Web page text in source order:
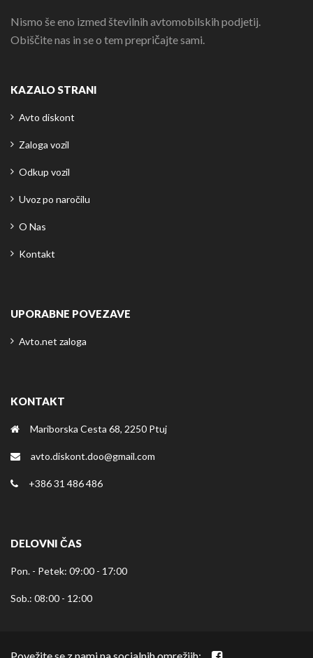
Nismo še eno izmed številnih avtomobilskih podjetij.
Obiščite nas in se o tem prepričajte sami.
KAZALO STRANI
Avto diskont
Zaloga vozil
Odkup vozil
Uvoz po naročilu
O Nas
Kontakt
UPORABNE POVEZAVE
Avto.net zaloga
KONTAKT
Mariborska Cesta 68, 2250 Ptuj
avto.diskont.doo@gmail.com
+386 31 486 486
DELOVNI ČAS
Pon. - Petek: 09:00 - 17:00
Sob.: 08:00 - 12:00